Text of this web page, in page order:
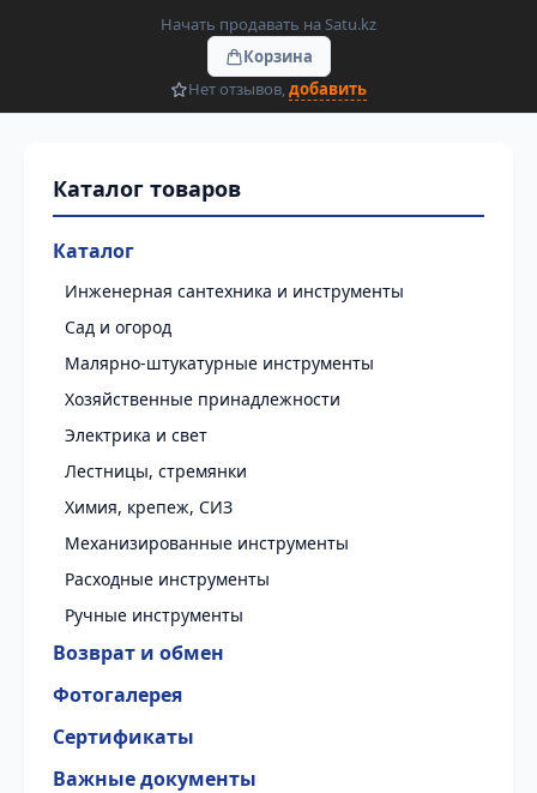
Начать продавать на Satu.kz
Корзина
Нет отзывов,добавить
Каталог
Инженерная сантехника и инструменты
Сад и огород
Малярно-штукатурные инструменты
Хозяйственные принадлежности
Электрика и свет
Лестницы, стремянки
Химия, крепеж, СИЗ
Механизированные инструменты
Расходные инструменты
Ручные инструменты
Возврат и обмен
Фотогалерея
Сертификаты
Важные документы